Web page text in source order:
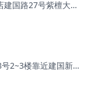
地址：北京市朝阳区高碑店建国路27号紫檀大厦裙楼1-3层
地址：黄浦区西藏南路758号2~3楼靠近建国新路（一楼是星巴克）